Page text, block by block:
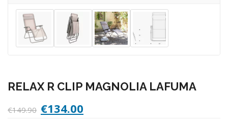
RELAX R CLIP MAGNOLIA LAFUMA
€149.90 Il
prezzo
€134.00
prezzo